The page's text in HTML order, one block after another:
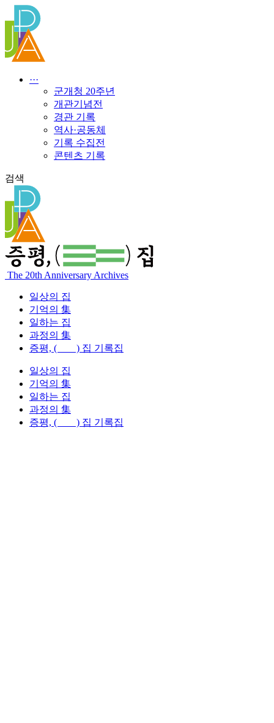
텐
로
건
···
군개청 20주년
개관기념전
경관 기록
역사·공동체
기록 수집전
콘텐츠 기록
검색
The 20th Anniversary Archives
일상의 집
기억의 集
일하는 집
과정의 集
증평, ( ) 집 기록집
일상의 집
기억의 集
일하는 집
과정의 集
증평, ( ) 집 기록집